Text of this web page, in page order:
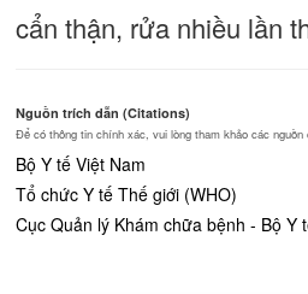
cẩn thận, rửa nhiều lần
Nguồn trích dẫn (Citations)
Để có thông tin chính xác, vui lòng tham khảo các nguồn
Bộ Y tế Việt Nam
Tổ chức Y tế Thế giới (WHO)
Cục Quản lý Khám chữa bệnh - Bộ Y